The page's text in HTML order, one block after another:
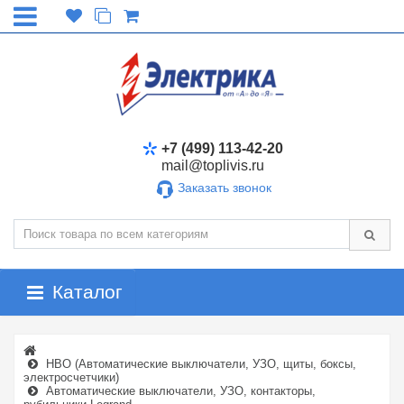
+7 (499) 113-42-20
mail@toplivis.ru
Заказать звонок
Каталог
НВО (Автоматические выключатели, УЗО, щиты, боксы,
электросчетчики)
Автоматические выключатели, УЗО, контакторы,